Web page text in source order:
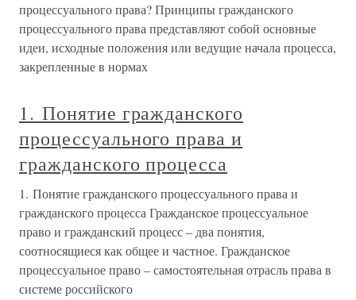
процессуального права? Принципы гражданского
процессуального права представляют собой основные
идеи, исходные положения или ведущие начала процесса,
закрепленные в нормах
1. Понятие гражданского
процессуального права и
гражданского процесса
1. Понятие гражданского процессуального права и
гражданского процесса Гражданское процессуальное
право и гражданский процесс – два понятия,
соотносящиеся как общее и частное. Гражданское
процессуальное право – самостоятельная отрасль права в
системе российского